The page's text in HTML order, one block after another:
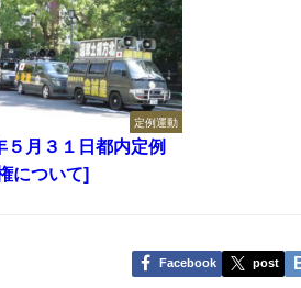
定例運動
５月３１日都内定例
について]
Facebook post